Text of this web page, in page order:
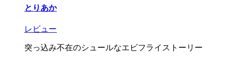
とりあか
レビュー
突っ込み不在のシュールなエビフライストーリー